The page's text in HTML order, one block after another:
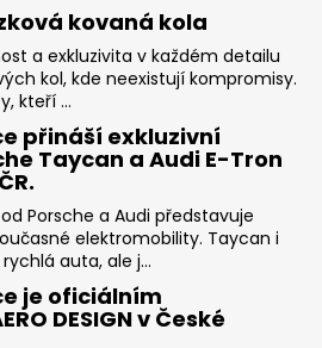
kovaná kola
a exkluzivita v každém detailu
kol, kde neexistují kompromisy.
kteří ...
přináší exkluzivní
Taycan a Audi E-Tron
Porsche a Audi představuje
elektromobility. Taycan i
auta, ale j...
je oficiálním
DESIGN v České